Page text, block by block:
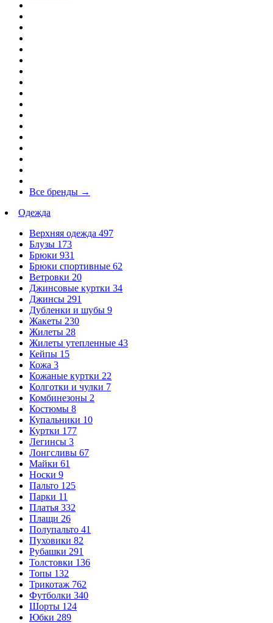
Все бренды →
Одежда
Верхняя одежда 497
Блузы 173
Брюки 931
Брюки спортивные 62
Ветровки 20
Джинсовые куртки 34
Джинсы 291
Дубленки и шубы 9
Жакеты 230
Жилеты 28
Жилеты утепленные 43
Кейпы 15
Кожа 3
Кожаные куртки 22
Колготки и чулки 7
Комбинезоны 2
Костюмы 8
Купальники 10
Куртки 177
Легинсы 3
Лонгсливы 67
Майки 61
Носки 9
Пальто 125
Парки 11
Платья 332
Плащи 26
Полупальто 41
Пуховики 82
Рубашки 291
Толстовки 136
Топы 132
Трикотаж 762
Футболки 340
Шорты 124
Юбки 289